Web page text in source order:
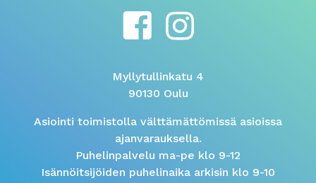
Myllytullinkatu 4
90130 Oulu
Asiointi toimistolla välttämättömissä asioissa
ajanvarauksella.
Puhelinpalvelu ma-pe klo 9-12
Isännöitsijöiden puhelinaika arkisin klo 9-10